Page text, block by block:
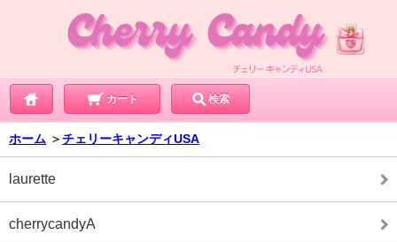
カート 検索
ホーム ＞チェリーキャンディUSA
laurette
cherrycandyA